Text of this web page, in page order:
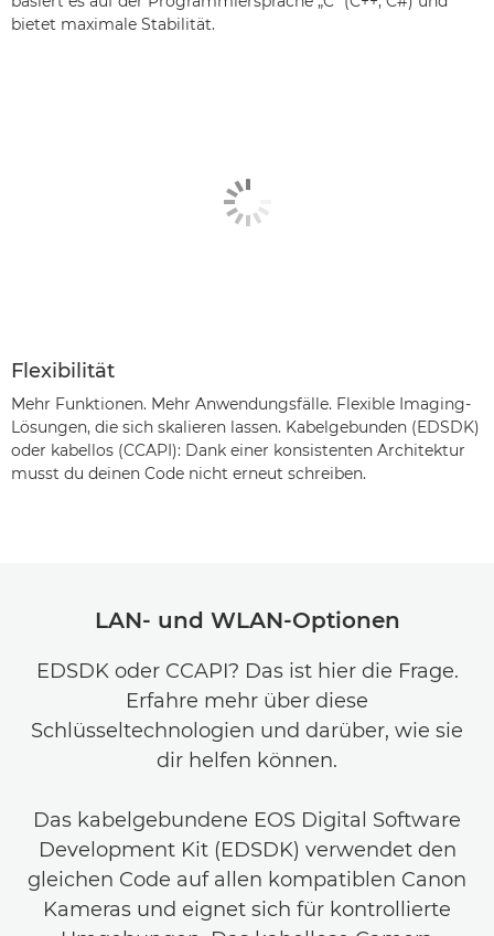
bietet maximale Stabilität.
Flexibilität
Mehr Funktionen. Mehr Anwendungsfälle. Flexible Imaging-
Lösungen, die sich skalieren lassen. Kabelgebunden (EDSDK)
oder kabellos (CCAPI): Dank einer konsistenten Architektur
musst du deinen Code nicht erneut schreiben.
LAN- und WLAN-Optionen
EDSDK oder CCAPI? Das ist hier die Frage.
Erfahre mehr über diese
Schlüsseltechnologien und darüber, wie sie
dir helfen können.
Das kabelgebundene EOS Digital Software
Development Kit (EDSDK) verwendet den
gleichen Code auf allen kompatiblen Canon
Kameras und eignet sich für kontrollierte